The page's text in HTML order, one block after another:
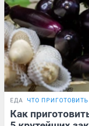
ЕДА ЧТО ПРИГОТОВИТЬ
Как